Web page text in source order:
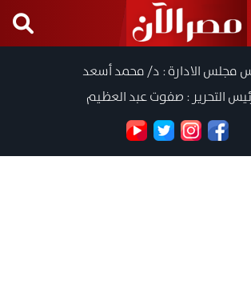
مجلس الادارة : د/ محمد أسعد
التحرير : صفوت عبد العظيم